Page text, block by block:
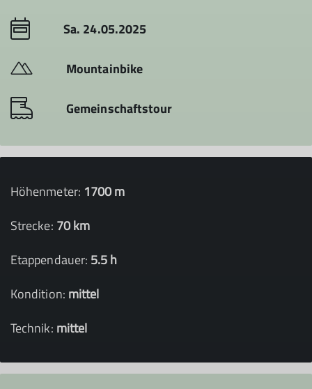
Sa. 24.05.2025
Mountainbike
Gemeinschaftstour
Höhenmeter: 1700 m
Strecke: 70 km
Etappendauer: 5.5 h
Kondition: mittel
Technik: mittel